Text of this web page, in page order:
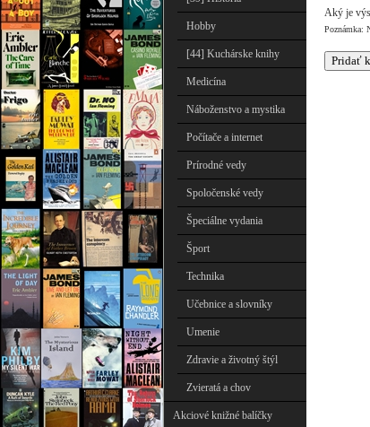
Hobby
[44] Kuchárske knihy
Medicína
Náboženstvo a mystika
Počítače a internet
Prírodné vedy
Spoločenské vedy
Špeciálne vydania
Šport
Technika
Učebnice a slovníky
Umenie
Zdravie a životný štýl
Zvieratá a chov
Akciové knižné balíčky
Aký je
Poznámka: